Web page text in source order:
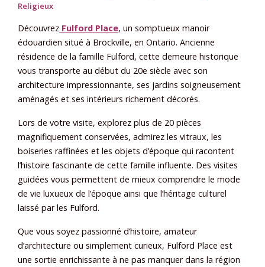
Religieux
Découvrez Fulford Place, un somptueux manoir
édouardien situé à Brockville, en Ontario. Ancienne
résidence de la famille Fulford, cette demeure historique
vous transporte au début du 20e siècle avec son
architecture impressionnante, ses jardins soigneusement
aménagés et ses intérieurs richement décorés.
Lors de votre visite, explorez plus de 20 pièces
magnifiquement conservées, admirez les vitraux, les
boiseries raffinées et les objets d’époque qui racontent
l’histoire fascinante de cette famille influente. Des visites
guidées vous permettent de mieux comprendre le mode
de vie luxueux de l’époque ainsi que l’héritage culturel
laissé par les Fulford.
Que vous soyez passionné d’histoire, amateur
d’architecture ou simplement curieux, Fulford Place est
une sortie enrichissante à ne pas manquer dans la région